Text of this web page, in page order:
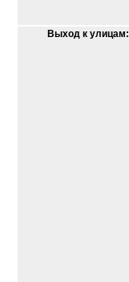
Выход к улицам: